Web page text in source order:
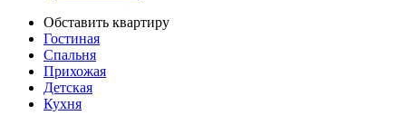
Обставить квартиру
Гостиная
Спальня
Прихожая
Детская
Кухня